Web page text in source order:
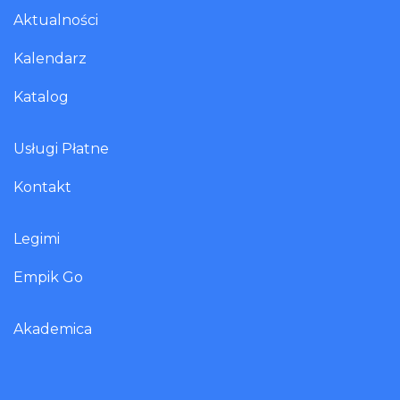
Aktualności
Kalendarz
Katalog
Usługi Płatne
Kontakt
Legimi
Empik Go
Akademica